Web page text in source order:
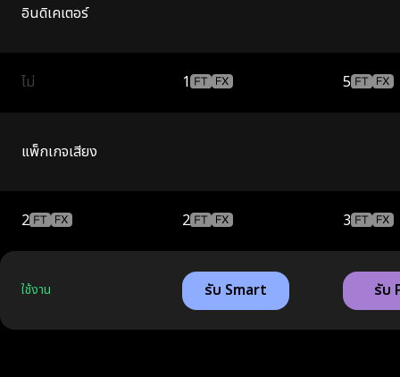
อินดิเคเตอร์
ไม่ 1 5
แพ็กเกจเสียง
2 2 3
ใช้งาน รับ Smart รับ